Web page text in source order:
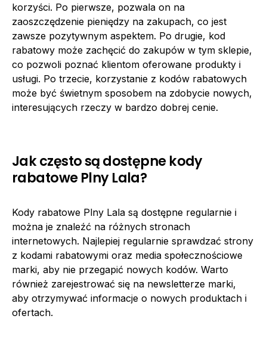
korzyści. Po pierwsze, pozwala on na
zaoszczędzenie pieniędzy na zakupach, co jest
zawsze pozytywnym aspektem. Po drugie, kod
rabatowy może zachęcić do zakupów w tym sklepie,
co pozwoli poznać klientom oferowane produkty i
usługi. Po trzecie, korzystanie z kodów rabatowych
może być świetnym sposobem na zdobycie nowych,
interesujących rzeczy w bardzo dobrej cenie.
Jak często są dostępne kody
rabatowe Plny Lala?
Kody rabatowe Plny Lala są dostępne regularnie i
można je znaleźć na różnych stronach
internetowych. Najlepiej regularnie sprawdzać strony
z kodami rabatowymi oraz media społecznościowe
marki, aby nie przegapić nowych kodów. Warto
również zarejestrować się na newsletterze marki,
aby otrzymywać informacje o nowych produktach i
ofertach.